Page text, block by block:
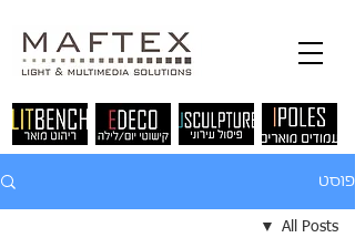
פוסט
All Posts